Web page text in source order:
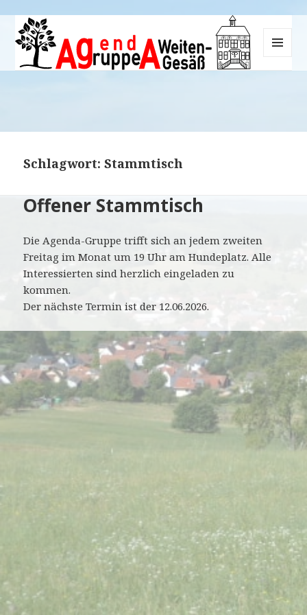
UND
Schlagwort:Stammtisch
Offener Stammtisch
Die Agenda-Gruppe trifft sich an jedem zweiten
Freitag im Monat um 19 Uhr am Hundeplatz. Alle
Interessierten sind herzlich eingeladen zu
kommen.
Der nächste Termin ist der 12.06.2026.